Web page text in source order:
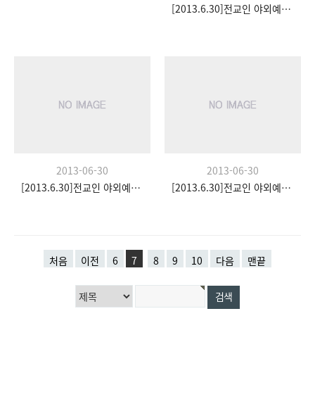
[2013.6.30]전교인 야외예배- 팀수양관
2013-06-30
[2013.6.30]전교인 야외예배- 팀수양관
2013-06-30
[2013.6.30]전교인 야외예배- 팀수양관
처음 이전 6 7 8 9 10 다음 맨끝